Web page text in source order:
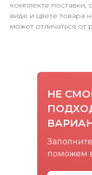
комплекте поставки,
виде и цвете товара
может отличаться от
НЕ
поможем